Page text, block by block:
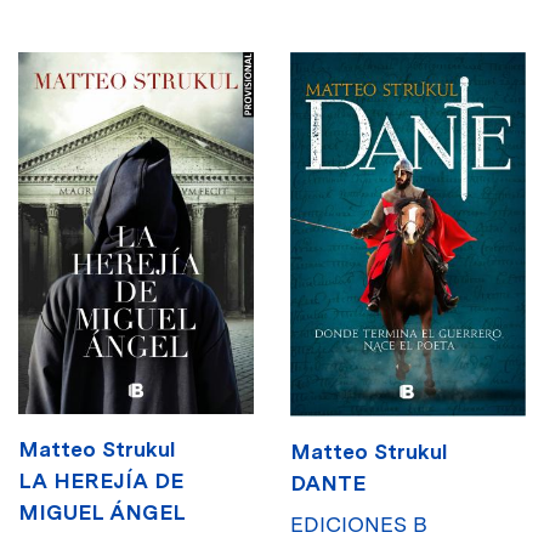
Matteo Strukul
LA HEREJÍA DE
MIGUEL ÁNGEL
Matteo Strukul
DANTE
EDICIONES B